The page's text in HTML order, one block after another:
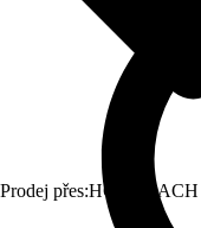
Prodej přes:HORNBACH